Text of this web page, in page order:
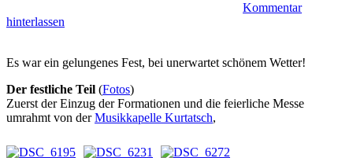
Kommentar
hinterlassen
Es war ein gelungenes Fest, bei unerwartet schönem Wetter!
Der festliche Teil (Fotos)
Zuerst der Einzug der Formationen und die feierliche Messe
umrahmt von derMusikkapelle Kurtatsch,